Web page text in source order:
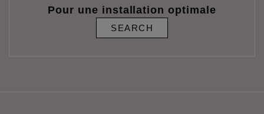
Pour une installation optimale
SEARCH